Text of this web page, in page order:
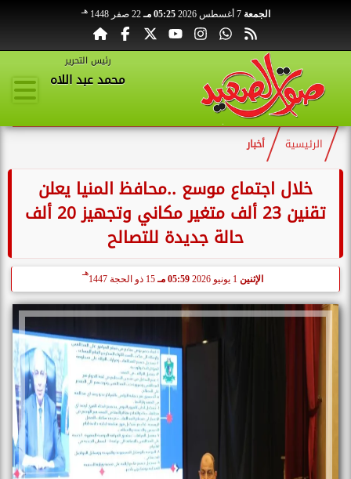
الجمعة 7 أغسطس 2026 05:25 مـ 22 صفر 1448 هـ
رئيس التحرير
محمد عبد اللاه
الرئيسية أخبار
خلال اجتماع موسع ..محافظ المنيا يعلن
تقنين 23 ألف متغير مكاني وتجهيز 20 ألف
حالة جديدة للتصالح
الإثنين 05:59 مـ 15 ذو الحجة 1447
هـ